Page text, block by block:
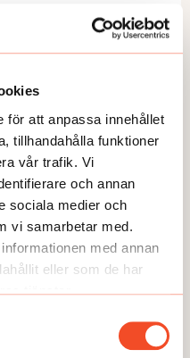
för att anpassa innehållet
tillhandahålla funktioner
vår trafik. Vi
och annan
sociala medier och
vi samarbetar med.
med annan
eller som de har
tjänster.
skapar stress
våra